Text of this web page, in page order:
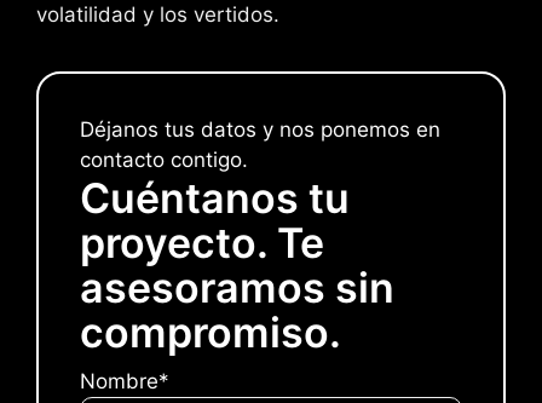
volatilidad y los vertidos.
Déjanos tus datos y nos ponemos en
contacto contigo.
Cuéntanos tu
proyecto. Te
asesoramos sin
compromiso.
Nombre*